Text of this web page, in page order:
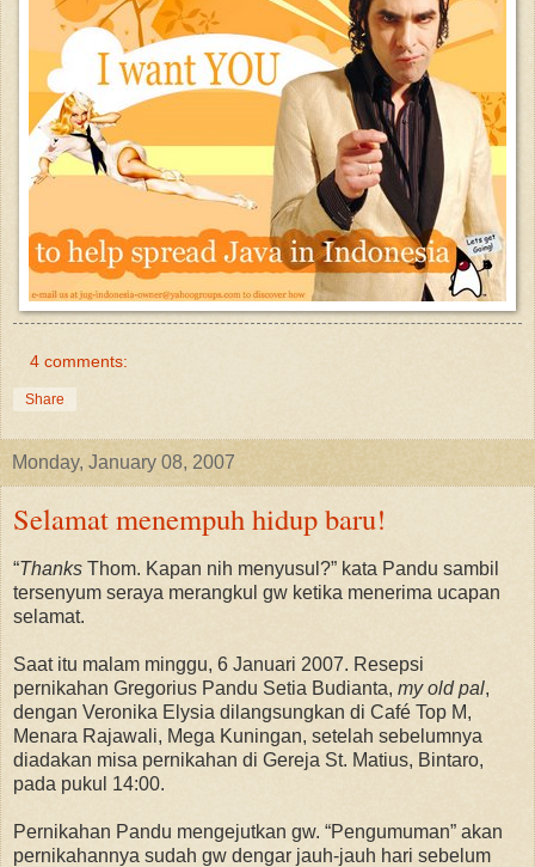
4 comments:
Share
Monday, January 08, 2007
Selamat menempuh hidup baru!
“Thanks Thom. Kapan nih menyusul?” kata Pandu sambil
tersenyum seraya merangkul gw ketika menerima ucapan
selamat.
Saat itu malam minggu, 6 Januari 2007. Resepsi
pernikahan Gregorius Pandu Setia Budianta, my old pal,
dengan Veronika Elysia dilangsungkan di Café Top M,
Menara Rajawali, Mega Kuningan, setelah sebelumnya
diadakan misa pernikahan di Gereja St. Matius, Bintaro,
pada pukul 14:00.
Pernikahan Pandu mengejutkan gw. “Pengumuman” akan
pernikahannya sudah gw dengar jauh-jauh hari sebelum